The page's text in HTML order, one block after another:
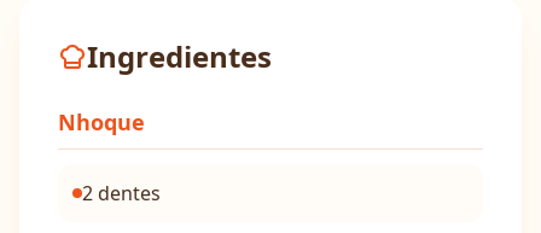
Ingredientes
Nhoque
2 dentes